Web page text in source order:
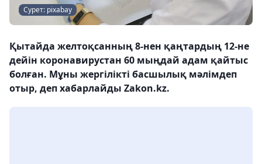
Сурет: pixabay
Қытайда желтоқсанның 8-нен қаңтардың 12-не
дейін коронавирустан 60 мыңдай адам қайтыс
болған. Мұны жергілікті басшылық мәлімдеп
отыр, деп хабарлайды Zakon.kz.